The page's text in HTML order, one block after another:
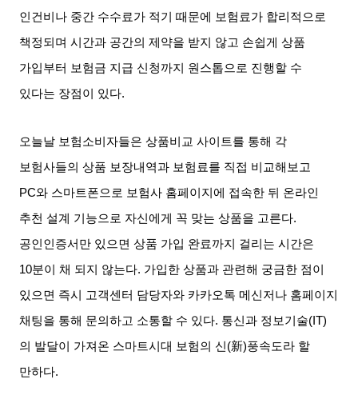
인건비나 중간 수수료가 적기 때문에 보험료가 합리적으로
책정되며 시간과 공간의 제약을 받지 않고 손쉽게 상품
가입부터 보험금 지급 신청까지 원스톱으로 진행할 수
있다는 장점이 있다.
오늘날 보험소비자들은 상품비교 사이트를 통해 각
보험사들의 상품 보장내역과 보험료를 직접 비교해보고
PC와 스마트폰으로 보험사 홈페이지에 접속한 뒤 온라인
추천 설계 기능으로 자신에게 꼭 맞는 상품을 고른다.
공인인증서만 있으면 상품 가입 완료까지 걸리는 시간은
10분이 채 되지 않는다. 가입한 상품과 관련해 궁금한 점이
있으면 즉시 고객센터 담당자와 카카오톡 메신저나 홈페이지
채팅을 통해 문의하고 소통할 수 있다. 통신과 정보기술(IT)
의 발달이 가져온 스마트시대 보험의 신 (新)풍속도라 할
만하다.